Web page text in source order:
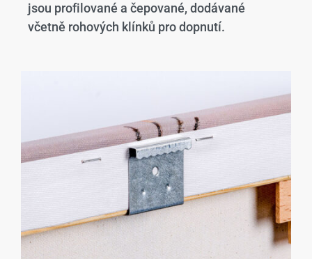
jsou profilované a čepované, dodávané
včetně rohových klínků pro dopnutí.